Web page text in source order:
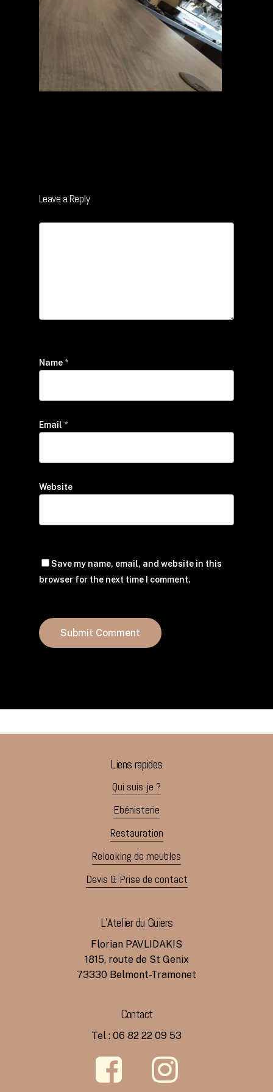
Leave a Reply
Name *
Email *
Website
Save my name, email, and website in this
browser for the next time I comment.
Liens rapides
Qui suis-je ?
Ebénisterie
Restauration
Relooking de meubles
Devis & Prise de contact
L’Atelier du Guiers
Florian PAVLIDAKIS
1815, route de St Genix
73330 Belmont-Tramonet
Contact
Tel : 06 82 22 09 53